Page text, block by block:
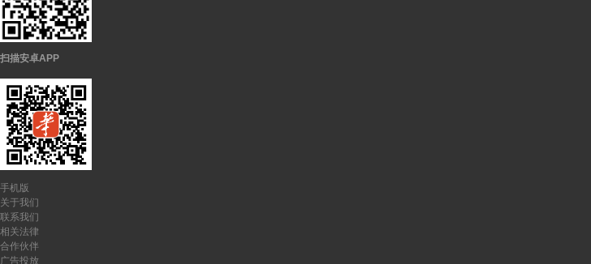
扫描安卓APP
手机版
关于我们
联系我们
相关法律
合作伙伴
广告投放